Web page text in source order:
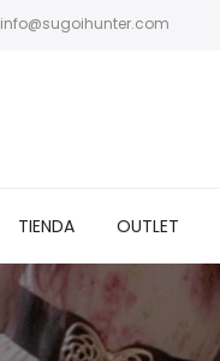
info@sugoihunter.com
TIENDA OUTLET